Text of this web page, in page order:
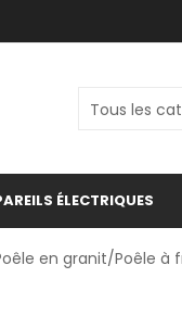
ÉLECTRIQUES
en granit/Poêle à